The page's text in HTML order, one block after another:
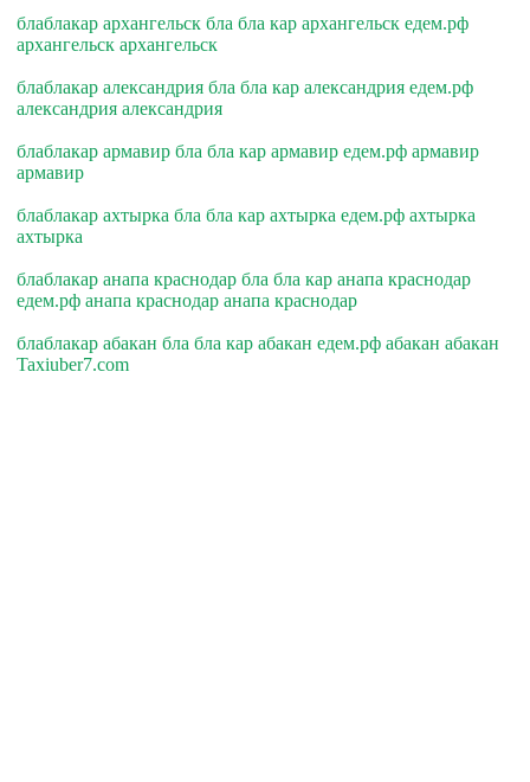
блаблакар архангельск бла бла кар архангельск едем.рф
архангельск архангельск
блаблакар александрия бла бла кар александрия едем.рф
александрия александрия
блаблакар армавир бла бла кар армавир едем.рф армавир
армавир
блаблакар ахтырка бла бла кар ахтырка едем.рф ахтырка
ахтырка
блаблакар анапа краснодар бла бла кар анапа краснодар
едем.рф анапа краснодар анапа краснодар
блаблакар абакан бла бла кар абакан едем.рф абакан абакан
Taxiuber7.com